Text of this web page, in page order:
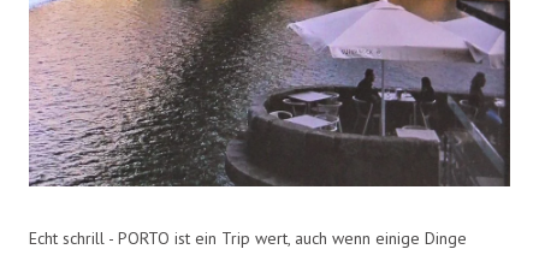
Echt schrill - PORTO ist ein Trip wert, auch wenn einige Dinge